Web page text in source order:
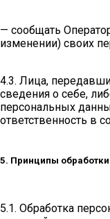
— сообщать
изменении) своих
4.3. Лица,
сведения о себе,
персональных
ответственность в
5. Принципы
5.1. Обработка